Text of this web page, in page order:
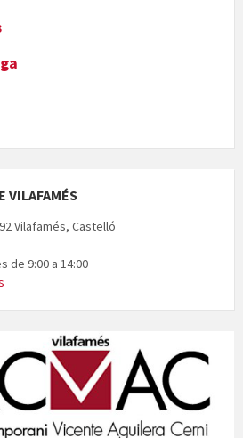
VILAFAMÉS
Vilafamés, Castelló
de 9:00 a 14:00